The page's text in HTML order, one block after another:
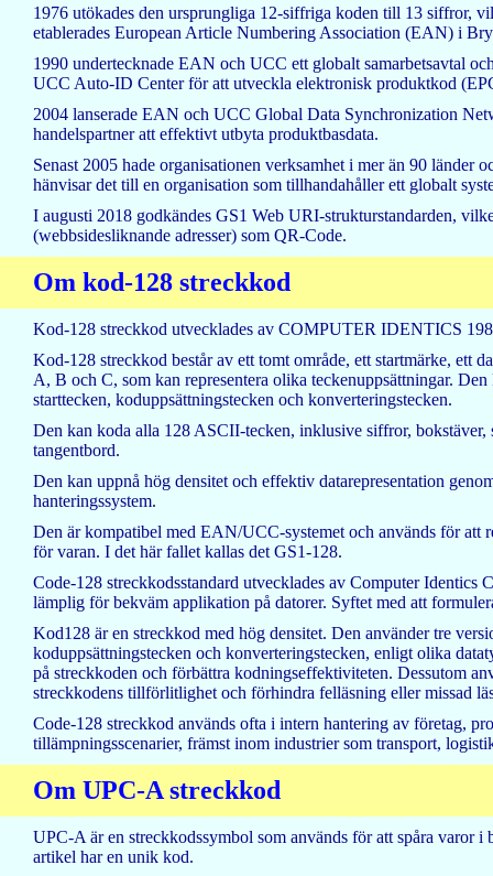
1976 utökades den ursprungliga 12-siffriga koden till 13 siffror,
etablerades European Article Numbering Association (EAN) i
1990 undertecknade EAN och UCC ett globalt samarbetsavtal
UCC Auto-ID Center för att utveckla elektronisk produktkod
2004 lanserade EAN och UCC Global Data Synchronization
handelspartner att effektivt utbyta produktbasdata.
Senast 2005 hade organisationen verksamhet i mer än 90
hänvisar det till en organisation som tillhandahåller ett globalt
I augusti 2018 godkändes GS1 Web URI-strukturstandarden,
(webbsidesliknande adresser) som QR-Code.
Om kod-128 streckkod
Kod-128 streckkod utvecklades av COMPUTER IDENTICS
Kod-128 streckkod består av ett tomt område, ett startmärke, ett
A, B och C, som kan representera olika teckenuppsättningar.
starttecken, koduppsättningstecken och konverteringstecken.
Den kan koda alla 128 ASCII-tecken, inklusive siffror, bokstäver,
tangentbord.
Den kan uppnå hög densitet och effektiv datarepresentation
hanteringssystem.
Den är kompatibel med EAN/UCC-systemet och används för att
för varan. I det här fallet kallas det GS1-128.
Code-128 streckkodsstandard utvecklades av Computer
lämplig för bekväm applikation på datorer. Syftet med att
Kod128 är en streckkod med hög densitet. Den använder tre
koduppsättningstecken och konverteringstecken, enligt olika
på streckkoden och förbättra kodningseffektiviteten. Dessutom
streckkodens tillförlitlighet och förhindra felläsning eller missad
Code-128 streckkod används ofta i intern hantering av företag,
tillämpningsscenarier, främst inom industrier som transport,
Om UPC-A streckkod
UPC-A är en streckkodssymbol som används för att spåra varor
artikel har en unik kod.